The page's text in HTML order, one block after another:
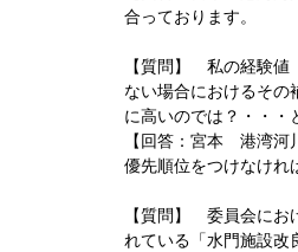
合っております。
【質問】 私の経験値
ない場合におけるその
に高いのでは？・・・
【回答：宮本 港湾河
優先順位をつけなけ
【質問】 委員会にお
れている「水門施設改